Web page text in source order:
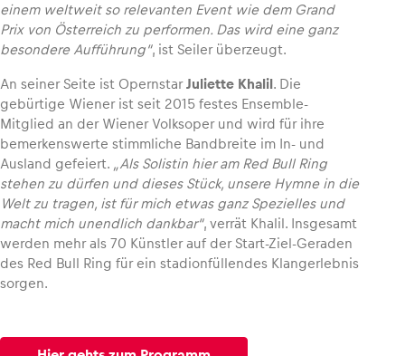
einem weltweit so relevanten Event wie dem Grand
Prix von Österreich zu performen. Das wird eine ganz
besondere Aufführung“, ist Seiler überzeugt.
An seiner Seite ist OpernstarJuliette Khalil. Die
gebürtige Wiener ist seit 2015 festes Ensemble-
Mitglied an der Wiener Volksoper und wird für ihre
bemerkenswerte stimmliche Bandbreite im In- und
Ausland gefeiert. „Als Solistin hier am Red Bull Ring
stehen zu dürfen und dieses Stück, unsere Hymne in die
Welt zu tragen, ist für mich etwas ganz Spezielles und
macht mich unendlich dankbar“, verrät Khalil. Insgesamt
werden mehr als 70 Künstler auf der Start-Ziel-Geraden
des Red Bull Ring für ein stadionfüllendes Klangerlebnis
sorgen.